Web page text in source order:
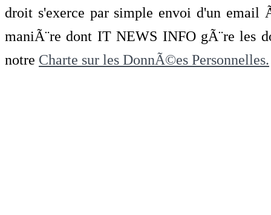
droit s'exerce par simple envoi d'un
maniÃ¨re dont IT NEWS INFO gÃ¨re les
notre Charte sur les DonnÃ©es Personnelles.